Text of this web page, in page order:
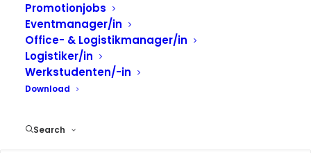
Promotionjobs
Eventmanager/in
Office- & Logistikmanager/in
Logistiker/in
Werkstudenten/-in
Download
Search
Am12. April 2025haben wir für
feierlicheStore-Eröffnung im neuen Westfield
Überseequartier Hamburgmit einer
aufmerksamkeitsstarken
begleitet. Direkt am POS sorgte unser interaktiver